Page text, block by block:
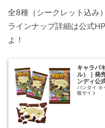
全8種（シークレット込み）
ラインナップ詳細は公式
よ！
キャラパ
ル）｜発
ンディ公
バンダイ キ
報サイト